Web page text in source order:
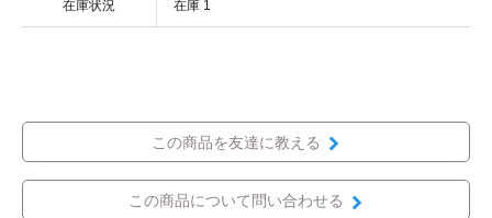
在庫状況 在庫 1
この商品を友達に教える
この商品について問い合わせる